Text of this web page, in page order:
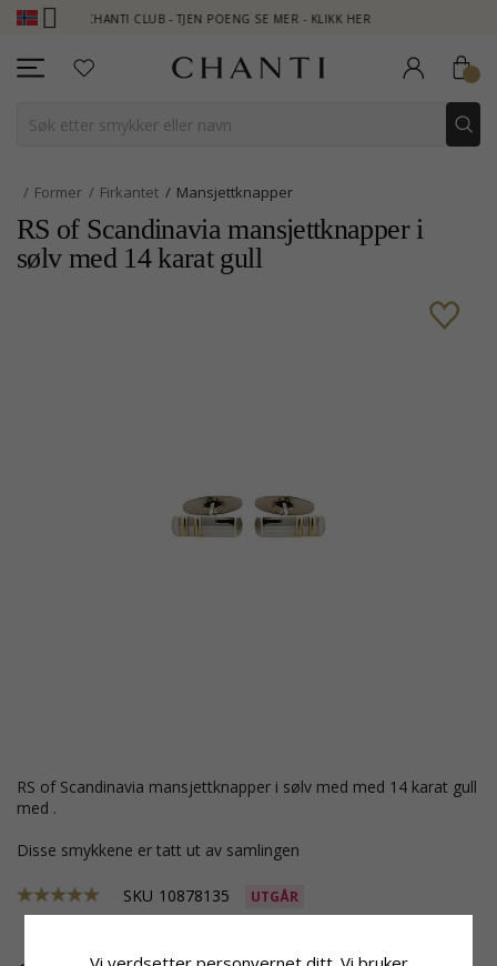
CHANTI CLUB - TJEN POENG SE MER - KLIKK HER
Former Firkantet Mansjettknapper
RS of Scandinavia mansjettknapper i
sølv med 14 karat gull
RS of Scandinavia mansjettknapper i sølv med med 14 karat gull
med .
Disse smykkene er tatt ut av samlingen
SKU 10878135 UTGÅR